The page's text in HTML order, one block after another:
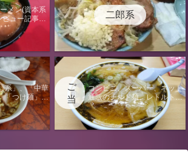
メン(資本系
ュー記事に
す。
二郎系
系」、「中華
「つけ麺」、
」の店のレビ
になります。
ご
当
地
コンビニ、スーパー、ネット
通販のチルド麺、レトルト、
袋麺のレビュー記事またはラ
ーメンに関する電子書籍出版
情報のページになります。